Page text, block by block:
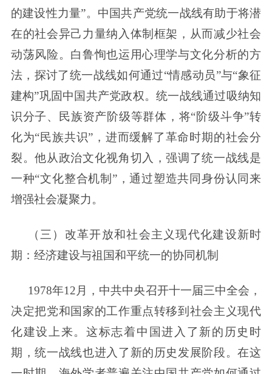
的建设性力量”。中国共产党统一战线有助于将潜
在的社会异己力量纳入体制框架，从而减少社会
动荡风险。白鲁恂也运用心理学与文化分析的方
法，探讨了统一战线如何通过“情感动员”与“象征
建构”巩固中国共产党政权。统一战线通过吸纳知
识分子、民族资产阶级等群体，将“阶级斗争”转
化为“民族共识”，进而缓解了革命时期的社会分
裂。他从政治文化视角切入，强调了统一战线是
一种“文化整合机制”，通过塑造共同身份认同来
增强社会凝聚力。
（三）改革开放和社会主义现代化建设新时
期：经济建设与祖国和平统一的协同机制
1978年12月，中共中央召开十一届三中全会，
决定把党和国家的工作重点转移到社会主义现代
化建设上来。这标志着中国进入了新的历史时
期，统一战线也进入了新的历史发展阶段。在这